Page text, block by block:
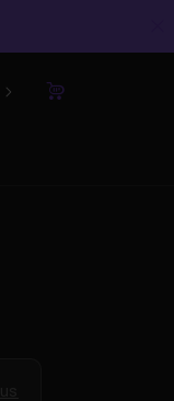
Panier